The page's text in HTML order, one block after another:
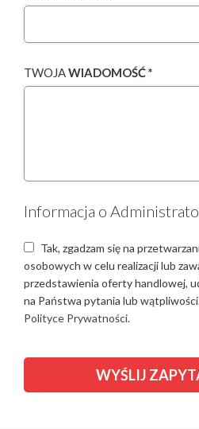
TWOJAWIADOMOŚĆ *
Informacja o
Tak, zgadzam się na
osobowych w celu realizacji lub
przedstawienia oferty handlowej,
na Państwa pytania lub
Polityce Prywatności.